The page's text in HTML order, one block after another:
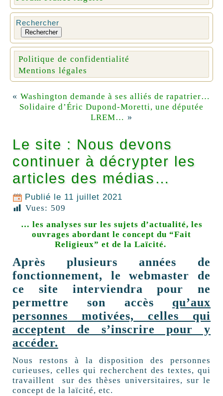
Rechercher
Rechercher
Politique de confidentialité
Mentions légales
« Washington demande à ses alliés de rapatrier…
Solidaire d’Éric Dupond-Moretti, une députée
LREM… »
Le site : Nous devons
continuer à décrypter les
articles des médias…
Publié le 11 juillet 2021
Vues: 509
… les analyses sur les sujets d’actualité, les
ouvrages abordant le concept du “Fait
Religieux” et de la Laïcité.
Après plusieurs années de
fonctionnement, le webmaster de
ce site interviendra pour ne
permettre son accès qu’aux
personnes motivées, celles qui
acceptent de s’inscrire pour y
accéder.
Nous restons à la disposition des personnes
curieuses, celles qui recherchent des textes, qui
travaillent sur des thèses universitaires, sur le
concept de la laïcité, etc.